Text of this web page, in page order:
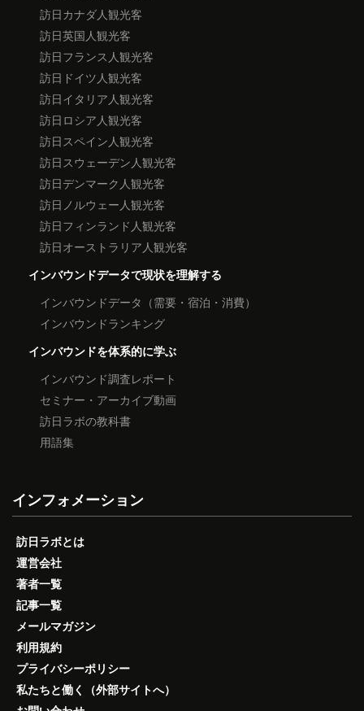
訪日カナダ人観光客
訪日英国人観光客
訪日フランス人観光客
訪日ドイツ人観光客
訪日イタリア人観光客
訪日ロシア人観光客
訪日スペイン人観光客
訪日スウェーデン人観光客
訪日デンマーク人観光客
訪日ノルウェー人観光客
訪日フィンランド人観光客
訪日オーストラリア人観光客
インバウンドデータで現状を理解する
インバウンドデータ（需要・宿泊・消費）
インバウンドランキング
インバウンドを体系的に学ぶ
インバウンド調査レポート
セミナー・アーカイブ動画
訪日ラボの教科書
用語集
インフォメーション
訪日ラボとは
運営会社
著者一覧
記事一覧
メールマガジン
利用規約
プライバシーポリシー
私たちと働く（外部サイトへ）